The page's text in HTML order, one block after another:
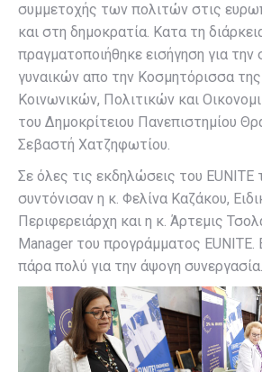
συμμετοχής των πολιτών στις
και στη δημοκρατία. Κατα τη
πραγματοποιήθηκε εισήγηση για
γυναικών απο την Κοσμητόρισσα
Κοινωνικών, Πολιτικών και
του Δημοκρίτειου Πανεπιστημίου
Σεβαστή Χατζηφωτίου.
Σε όλες τις εκδηλώσεις του EUNITE
συντόνισαν η κ. Φελίνα Καζάκου,
Περιφερειάρχη και η κ. Άρτεμις
Manager του προγράμματος EUNITE.
πάρα πολύ για την άψογη συνεργασία.